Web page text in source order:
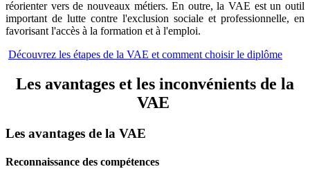
réorienter vers de nouveaux métiers. En outre, la VAE est un outil
important de lutte contre l'exclusion sociale et professionnelle, en
favorisant l'accès à la formation et à l'emploi.
Découvrez les étapes de la VAE et comment choisir le diplôme
Les avantages et les inconvénients de la
VAE
Les avantages de la VAE
Reconnaissance des compétences